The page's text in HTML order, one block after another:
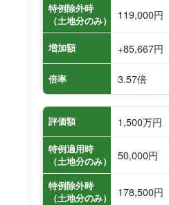
特例除外時
（土地分のみ）
119,000円
増加額 +85,667円
倍率 3.57倍
評価額 1,500万円
特例適用時
（土地分のみ）
50,000円
特例除外時
（土地分のみ）
178,500円